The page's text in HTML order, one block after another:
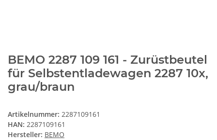
BEMO 2287 109 161 - Zurüstbeutel
für Selbstentladewagen 2287 10x,
grau/braun
Artikelnummer: 2287109161
HAN: 2287109161
Hersteller: BEMO